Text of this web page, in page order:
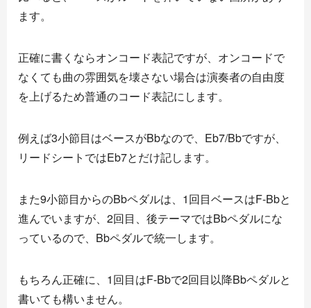
ます。
正確に書くならオンコード表記ですが、オンコードで
なくても曲の雰囲気を壊さない場合は演奏者の自由度
を上げるため普通のコード表記にします。
例えば3小節目はベースがBbなので、Eb7/Bbですが、
リードシートではEb7とだけ記します。
また9小節目からのBbペダルは、1回目ベースはF-Bbと
進んでいますが、2回目、後テーマではBbペダルにな
っているので、Bbペダルで統一します。
もちろん正確に、1回目はF-Bbで2回目以降Bbペダルと
書いても構いません。